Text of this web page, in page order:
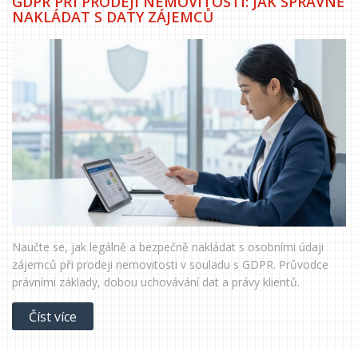
NAKLÁDAT S DATY ZÁJEMCŮ
Naučte se, jak legálně a bezpečně nakládat s osobními údaji
zájemců při prodeji nemovitosti v souladu s GDPR. Průvodce
právními základy, dobou uchovávání dat a právy klientů.
Číst více